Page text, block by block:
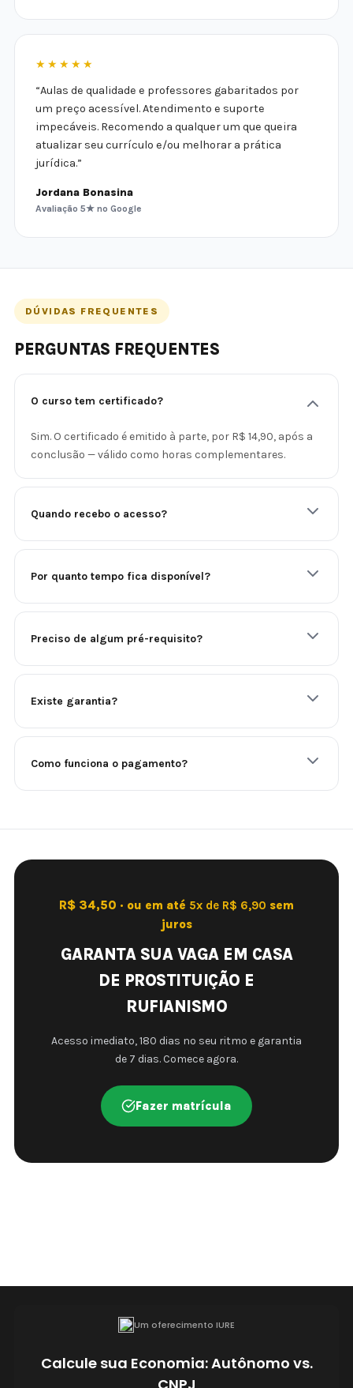
★★★★★
“Aulas de qualidade e professores gabaritados por
um preço acessível. Atendimento e suporte
impecáveis. Recomendo a qualquer um que queira
atualizar seu currículo e/ou melhorar a prática
jurídica.”
Jordana Bonasina
Avaliação 5★ no Google
DÚVIDAS FREQUENTES
PERGUNTAS FREQUENTES
O curso tem certificado?
Sim. O certificado é emitido à parte, por R$ 14,90, após a
conclusão — válido como horas complementares.
Quando recebo o acesso?
Por quanto tempo fica disponível?
Preciso de algum pré-requisito?
Existe garantia?
Como funciona o pagamento?
R$ 34,50 · ou em até 5x de R$ 6,90 sem
juros
GARANTA SUA VAGA EM CASA
DE PROSTITUIÇÃO E
RUFIANISMO
Acesso imediato, 180 dias no seu ritmo e garantia
de 7 dias. Comece agora.
Fazer matrícula